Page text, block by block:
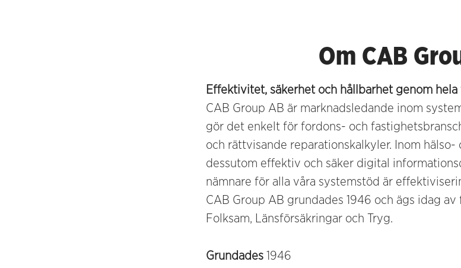
Om CAB
Effektivitet, säkerhet och hållbarhet genom
CAB Group AB är marknadsledande inom
gör det enkelt för fordons- och
och rättvisande reparationskalkyler. Inom
dessutom effektiv och säker digital
nämnare för alla våra systemstöd är
CAB Group AB grundades 1946 och ägs idag
Folksam, Länsförsäkringar och Tryg.
Grundades 1946